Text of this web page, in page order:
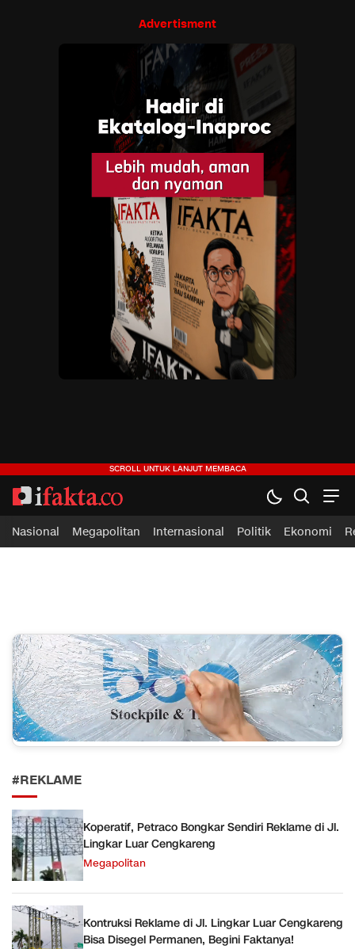
Advertisment
ifakta.co
#pastibenar
Nasional Megapolitan Internasional Politik Ekonomi
#REKLAME
Koperatif, Petraco Bongkar Sendiri Reklame di Jl.
Lingkar Luar Cengkareng
Megapolitan
Kontruksi Reklame di Jl. Lingkar Luar Cengkareng
Bisa Disegel Permanen, Begini Faktanya!